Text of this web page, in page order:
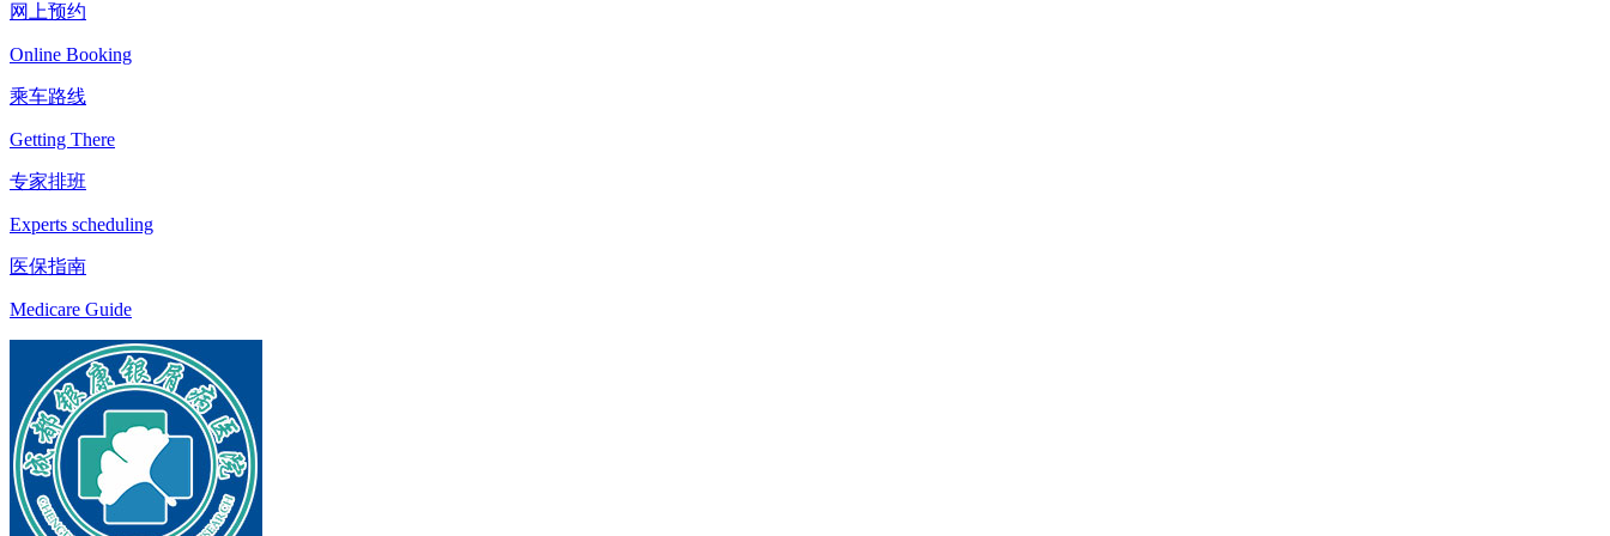
网上预约
Online Booking
乘车路线
Getting There
专家排班
Experts scheduling
医保指南
Medicare Guide